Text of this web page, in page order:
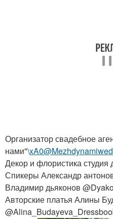
Организатор свадебное
нами"\
Декор и флористика
Спикеры Александр
Владимир дьяконов
Авторские платья Алины